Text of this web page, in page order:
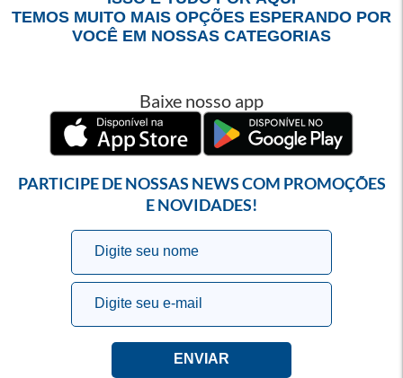
TEMOS MUITO MAIS OPÇÕES ESPERANDO POR
VOCÊ EM NOSSAS CATEGORIAS
Baixe nosso app
PARTICIPE DE NOSSAS NEWS COM PROMOÇÕES
E NOVIDADES!